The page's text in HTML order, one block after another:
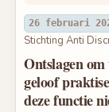
26 februari
Stichting Anti
Ontslagen
geloof
deze functie